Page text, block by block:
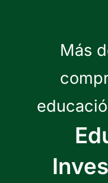
Más